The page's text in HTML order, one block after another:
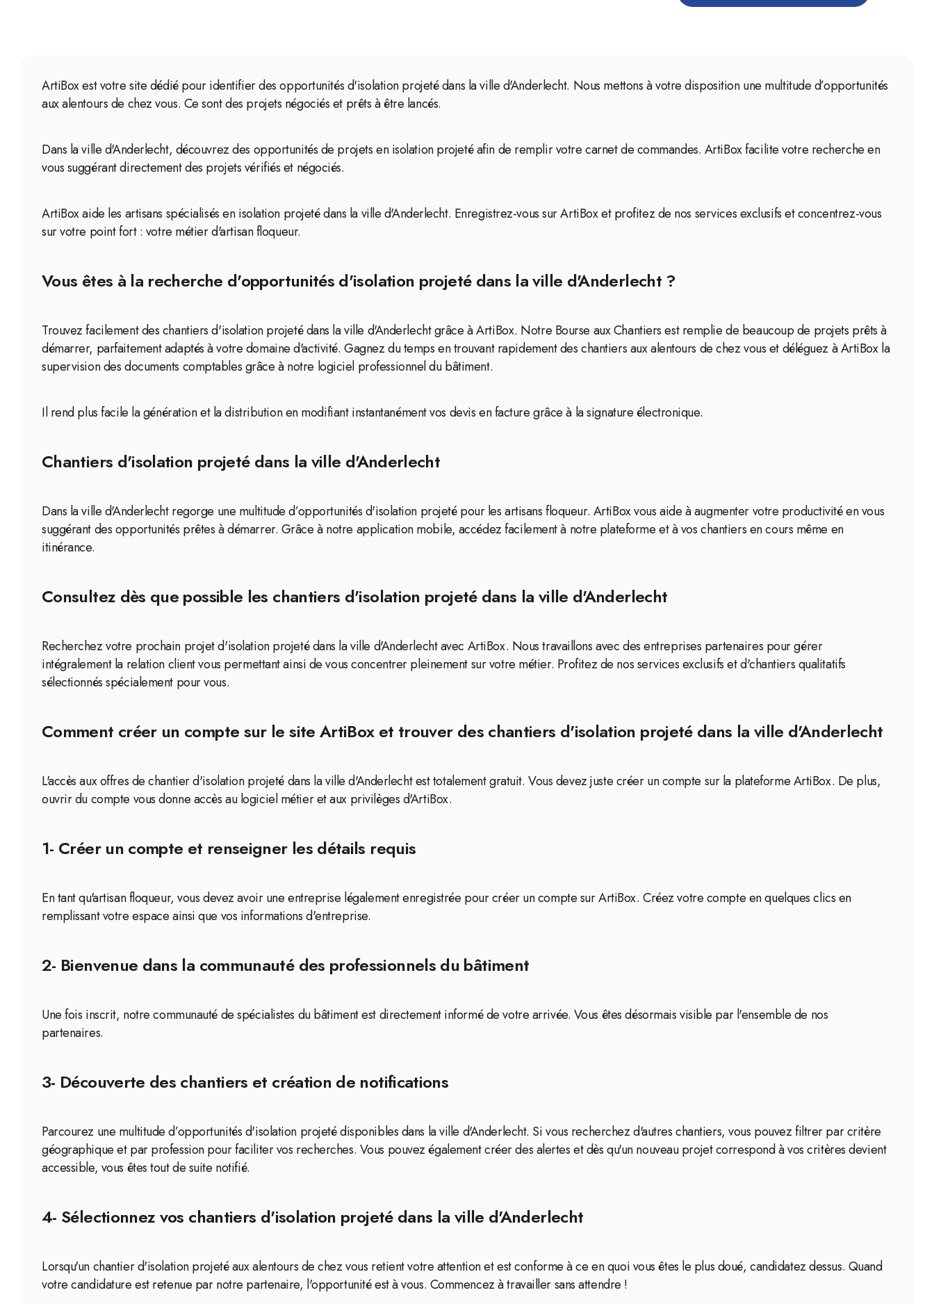
ArtiBox est votre site dédié pour identifier des opportunités d'isolation projeté dans la ville d'Anderlecht. Nous mettons à votre disposition une multitude d’opportunités
aux alentours de chez vous. Ce sont des projets négociés et prêts à être lancés.
Dans la ville d'Anderlecht, découvrez des opportunités de projets en isolation projeté afin de remplir votre carnet de commandes. ArtiBox facilite votre recherche en
vous suggérant directement des projets vérifiés et négociés.
ArtiBox aide les artisans spécialisés en isolation projeté dans la ville d'Anderlecht. Enregistrez-vous sur ArtiBox et profitez de nos services exclusifs et concentrez-vous
sur votre point fort : votre métier d'artisan floqueur.
Vous êtes à la recherche d'opportunités d'isolation projeté dans la ville d'Anderlecht ?
Trouvez facilement des chantiers d'isolation projeté dans la ville d'Anderlecht grâce à ArtiBox. Notre Bourse aux Chantiers est remplie de beaucoup de projets prêts à
démarrer, parfaitement adaptés à votre domaine d'activité. Gagnez du temps en trouvant rapidement des chantiers aux alentours de chez vous et déléguez à ArtiBox la
supervision des documents comptables grâce à notre logiciel professionnel du bâtiment.
Il rend plus facile la génération et la distribution en modifiant instantanément vos devis en facture grâce à la signature électronique.
Chantiers d'isolation projeté dans la ville d'Anderlecht
Dans la ville d'Anderlecht regorge une multitude d’opportunités d'isolation projeté pour les artisans floqueur. ArtiBox vous aide à augmenter votre productivité en vous
suggérant des opportunités prêtes à démarrer. Grâce à notre application mobile, accédez facilement à notre plateforme et à vos chantiers en cours même en
itinérance.
Consultez dès que possible les chantiers d'isolation projeté dans la ville d'Anderlecht
Recherchez votre prochain projet d'isolation projeté dans la ville d'Anderlecht avec ArtiBox. Nous travaillons avec des entreprises partenaires pour gérer
intégralement la relation client vous permettant ainsi de vous concentrer pleinement sur votre métier. Profitez de nos services exclusifs et d'chantiers qualitatifs
sélectionnés spécialement pour vous.
Comment créer un compte sur le site ArtiBox et trouver des chantiers d'isolation projeté dans la ville d'Anderlecht
L'accès aux offres de chantier d'isolation projeté dans la ville d'Anderlecht est totalement gratuit. Vous devez juste créer un compte sur la plateforme ArtiBox. De plus,
ouvrir du compte vous donne accès au logiciel métier et aux privilèges d'ArtiBox.
1- Créer un compte et renseigner les détails requis
En tant qu'artisan floqueur, vous devez avoir une entreprise légalement enregistrée pour créer un compte sur ArtiBox. Créez votre compte en quelques clics en
remplissant votre espace ainsi que vos informations d'entreprise.
2- Bienvenue dans la communauté des professionnels du bâtiment
Une fois inscrit, notre communauté de spécialistes du bâtiment est directement informé de votre arrivée. Vous êtes désormais visible par l'ensemble de nos
partenaires.
3- Découverte des chantiers et création de notifications
Parcourez une multitude d’opportunités d'isolation projeté disponibles dans la ville d'Anderlecht. Si vous recherchez d'autres chantiers, vous pouvez filtrer par critère
géographique et par profession pour faciliter vos recherches. Vous pouvez également créer des alertes et dès qu'un nouveau projet correspond à vos critères devient
accessible, vous êtes tout de suite notifié.
4- Sélectionnez vos chantiers d'isolation projeté dans la ville d'Anderlecht
Lorsqu'un chantier d'isolation projeté aux alentours de chez vous retient votre attention et est conforme à ce en quoi vous êtes le plus doué, candidatez dessus. Quand
votre candidature est retenue par notre partenaire, l'opportunité est à vous. Commencez à travailler sans attendre !